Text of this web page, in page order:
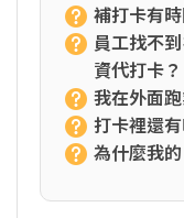
補打卡有
員工找不
資代打卡？
我在外面
打卡裡還
為什麼我